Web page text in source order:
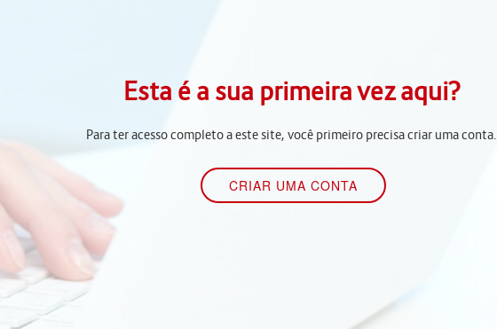
Esta é a sua primeira vez aqui?
Para ter acesso completo a este site, você primeiro precisa criar uma conta.